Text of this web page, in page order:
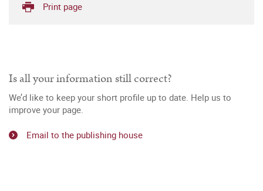
Print page
Is all your information still correct?
We’d like to keep your short profile up to date. Help us to
improve your page.
Email to the publishing house